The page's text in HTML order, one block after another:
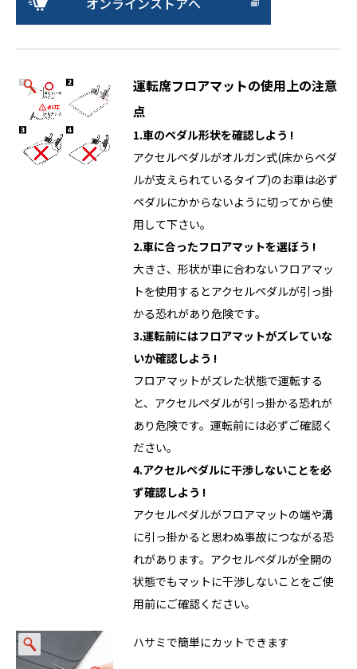
運転席フロアマットの使用上の注意
点
1.車のペダル形状を確認しよう !
アクセルペダルがオルガン式(床からペダ
ルが支えられているタイプ)のお車は必ず
ペダルにかからないように切ってから使
用して下さい。
2.車に合ったフロアマットを選ぼう !
大きさ、形状が車に合わないフロアマッ
トを使用するとアクセルペダルが引っ掛
かる恐れがあり危険です。
3.運転前にはフロアマットがズレていな
いか確認しよう !
フロアマットがズレた状態で運転する
と、アクセルペダルが引っ掛かる恐れが
あり危険です。運転前には必ずご確認く
ださい。
4.アクセルペダルに干渉しないことを必
ず確認しよう !
アクセルペダルがフロアマットの端や溝
に引っ掛かると思わぬ事故につながる恐
れがあります。アクセルペダルが全開の
状態でもマットに干渉しないことをご使
用前にご確認ください。
ハサミで簡単にカットできます